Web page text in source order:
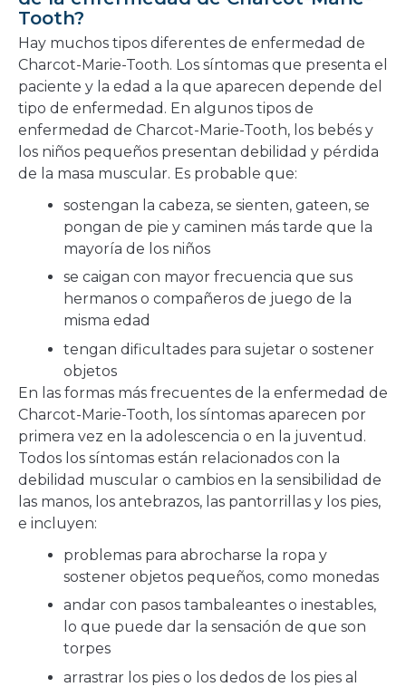
Tooth?
Hay muchos tipos diferentes de enfermedad de
Charcot-Marie-Tooth. Los síntomas que presenta el
paciente y la edad a la que aparecen depende del
tipo de enfermedad. En algunos tipos de
enfermedad de Charcot-Marie-Tooth, los bebés y
los niños pequeños presentan debilidad y pérdida
de la masa muscular. Es probable que:
sostengan la cabeza, se sienten, gateen, se
pongan de pie y caminen más tarde que la
mayoría de los niños
se caigan con mayor frecuencia que sus
hermanos o compañeros de juego de la
misma edad
tengan dificultades para sujetar o sostener
objetos
En las formas más frecuentes de la enfermedad de
Charcot-Marie-Tooth, los síntomas aparecen por
primera vez en la adolescencia o en la juventud.
Todos los síntomas están relacionados con la
debilidad muscular o cambios en la sensibilidad de
las manos, los antebrazos, las pantorrillas y los pies,
e incluyen:
problemas para abrocharse la ropa y
sostener objetos pequeños, como monedas
andar con pasos tambaleantes o inestables,
lo que puede dar la sensación de que son
torpes
arrastrar los pies o los dedos de los pies al